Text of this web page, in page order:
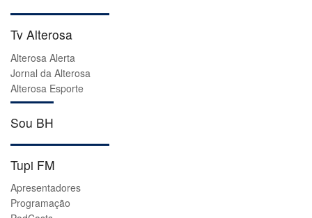
Tv Alterosa
Alterosa Alerta
Jornal da Alterosa
Alterosa Esporte
Sou BH
Tupi FM
Apresentadores
Programação